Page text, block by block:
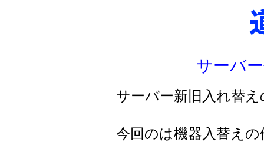
サーバ
サーバー新旧入れ替
今回のは機器入替え